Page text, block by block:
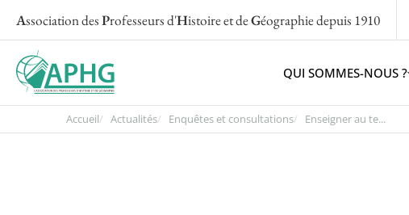
Association desProfesseurs d'Histoire et deGéographiedepuis 1910
QUI SOMMES-NOUS ?
Accueil Actualités Enquêtes et consultations Enseigner au te...